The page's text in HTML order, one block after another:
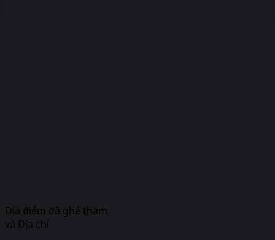
Địa điểm đã ghé thăm
và Địa chỉ